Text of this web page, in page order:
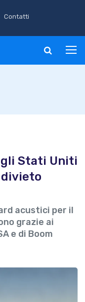
Contatti
Stati Uniti
acustici per il
grazie ai
e di Boom